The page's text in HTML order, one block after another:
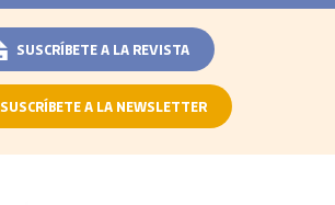
SUSCRÍBETE A LA REVISTA
SUSCRÍBETE A LA NEWSLETTER